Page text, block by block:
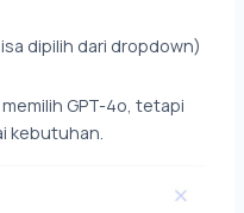
dipilih dari dropdown)
GPT-4o, tetapi
kebutuhan.